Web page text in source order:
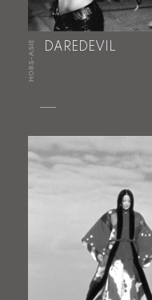
HORS-ASIE DAREDEVIL